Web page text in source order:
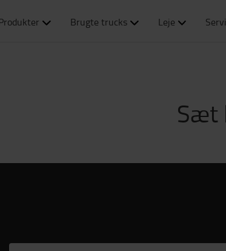
Brugte trucks Leje
Sæt